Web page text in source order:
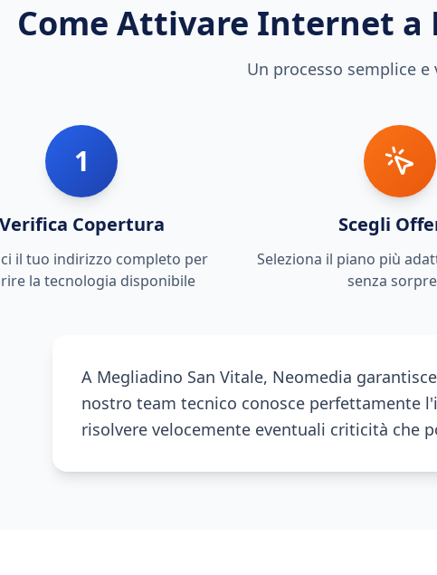
Come Attivare Internet a
Un processo semplice e
1
Verifica Copertura
il tuo indirizzo completo per
la tecnologia disponibile
Scegli
Seleziona il piano più
senza
A Megliadino San Vitale, Neomedia
nostro team tecnico conosce perfettamente
risolvere velocemente eventuali criticità che